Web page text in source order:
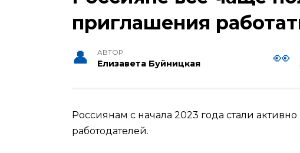
приглашения
АВТОР
Елизавета Буйницкая
Россиянам с начала 2023 года стали
работодателей.